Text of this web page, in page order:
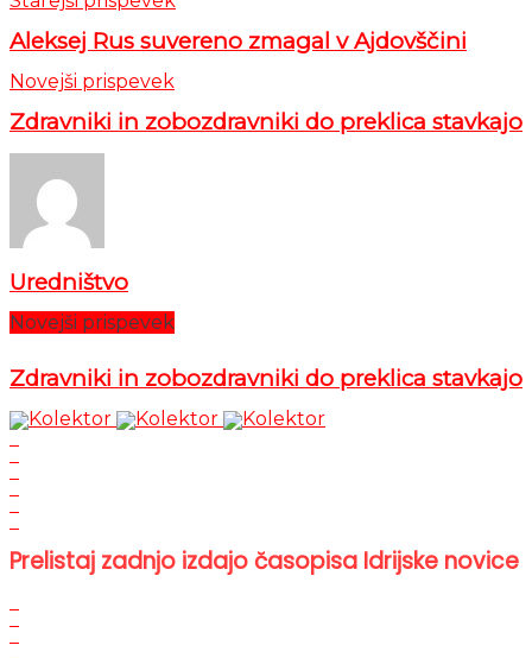
Aleksej Rus suvereno zmagal v Ajdovščini
Novejši prispevek
Zdravniki in zobozdravniki do preklica stavkajo
Uredništvo
Novejši prispevek
Zdravniki in zobozdravniki do preklica stavkajo
Prelistaj zadnjo izdajo časopisa Idrijske novice